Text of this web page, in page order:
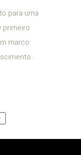
para uma
primeiro
marco